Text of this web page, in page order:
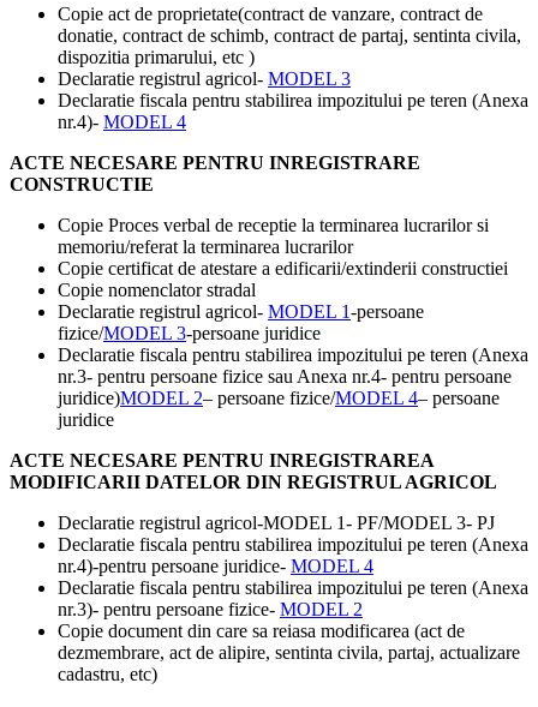
Copie act de proprietate(contract de vanzare, contract de
donatie, contract de schimb, contract de partaj, sentinta civila,
dispozitia primarului, etc )
Declaratie registrul agricol- MODEL 3
Declaratie fiscala pentru stabilirea impozitului pe teren (Anexa
nr.4)- MODEL 4
ACTE NECESARE PENTRU INREGISTRARE
CONSTRUCTIE
Copie Proces verbal de receptie la terminarea lucrarilor si
memoriu/referat la terminarea lucrarilor
Copie certificat de atestare a edificarii/extinderii constructiei
Copie nomenclator stradal
Declaratie registrul agricol- MODEL 1-persoane
fizice/MODEL 3-persoane juridice
Declaratie fiscala pentru stabilirea impozitului pe teren (Anexa
nr.3- pentru persoane fizice sau Anexa nr.4- pentru persoane
juridice)MODEL 2– persoane fizice/MODEL 4– persoane
juridice
ACTE NECESARE PENTRU INREGISTRAREA
MODIFICARII DATELOR DIN REGISTRUL AGRICOL
Declaratie registrul agricol-MODEL 1- PF/MODEL 3- PJ
Declaratie fiscala pentru stabilirea impozitului pe teren (Anexa
nr.4)-pentru persoane juridice- MODEL 4
Declaratie fiscala pentru stabilirea impozitului pe teren (Anexa
nr.3)- pentru persoane fizice- MODEL 2
Copie document din care sa reiasa modificarea (act de
dezmembrare, act de alipire, sentinta civila, partaj, actualizare
cadastru, etc)